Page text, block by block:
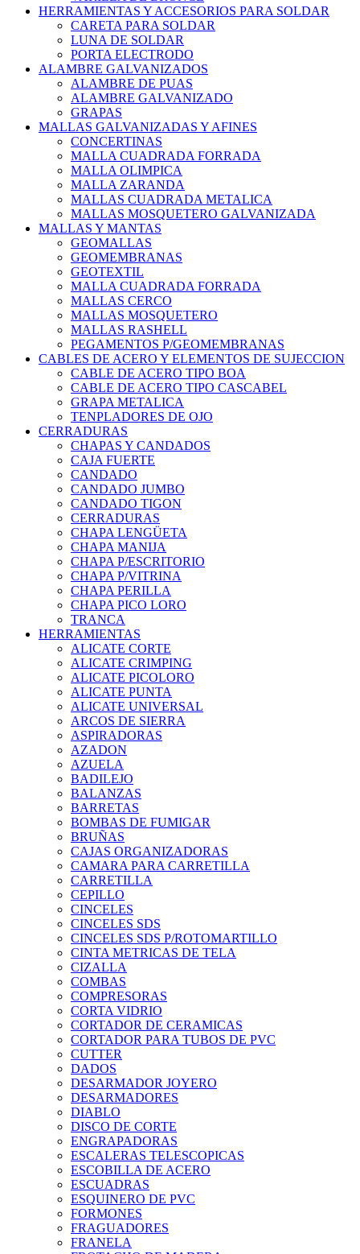
HERRAMIENTAS Y ACCESORIOS PARA SOLDAR
CARETA PARA SOLDAR
LUNA DE SOLDAR
PORTA ELECTRODO
ALAMBRE GALVANIZADOS
ALAMBRE DE PUAS
ALAMBRE GALVANIZADO
GRAPAS
MALLAS GALVANIZADAS Y AFINES
CONCERTINAS
MALLA CUADRADA FORRADA
MALLA OLIMPICA
MALLA ZARANDA
MALLAS CUADRADA METALICA
MALLAS MOSQUETERO GALVANIZADA
MALLAS Y MANTAS
GEOMALLAS
GEOMEMBRANAS
GEOTEXTIL
MALLA CUADRADA FORRADA
MALLAS CERCO
MALLAS MOSQUETERO
MALLAS RASHELL
PEGAMENTOS P/GEOMEMBRANAS
CABLES DE ACERO Y ELEMENTOS DE SUJECCION
CABLE DE ACERO TIPO BOA
CABLE DE ACERO TIPO CASCABEL
GRAPA METALICA
TENPLADORES DE OJO
CERRADURAS
CHAPAS Y CANDADOS
CAJA FUERTE
CANDADO
CANDADO JUMBO
CANDADO TIGON
CERRADURAS
CHAPA LENGÜETA
CHAPA MANIJA
CHAPA P/ESCRITORIO
CHAPA P/VITRINA
CHAPA PERILLA
CHAPA PICO LORO
TRANCA
HERRAMIENTAS
ALICATE CORTE
ALICATE CRIMPING
ALICATE PICOLORO
ALICATE PUNTA
ALICATE UNIVERSAL
ARCOS DE SIERRA
ASPIRADORAS
AZADON
AZUELA
BADILEJO
BALANZAS
BARRETAS
BOMBAS DE FUMIGAR
BRUÑAS
CAJAS ORGANIZADORAS
CAMARA PARA CARRETILLA
CARRETILLA
CEPILLO
CINCELES
CINCELES SDS
CINCELES SDS P/ROTOMARTILLO
CINTA METRICAS DE TELA
CIZALLA
COMBAS
COMPRESORAS
CORTA VIDRIO
CORTADOR DE CERAMICAS
CORTADOR PARA TUBOS DE PVC
CUTTER
DADOS
DESARMADOR JOYERO
DESARMADORES
DIABLO
DISCO DE CORTE
ENGRAPADORAS
ESCALERAS TELESCOPICAS
ESCOBILLA DE ACERO
ESCUADRAS
ESQUINERO DE PVC
FORMONES
FRAGUADORES
FRANELA